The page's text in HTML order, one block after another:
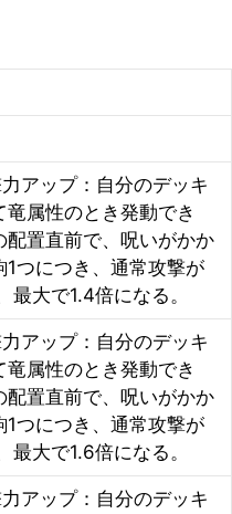
アップ：自分のデッキ
竜属性のとき発動でき
配置直前で、呪いがかか
1つにつき、通常攻撃が
最大で1.4倍になる。
アップ：自分のデッキ
竜属性のとき発動でき
配置直前で、呪いがかか
1つにつき、通常攻撃が
最大で1.6倍になる。
アップ：自分のデッキ